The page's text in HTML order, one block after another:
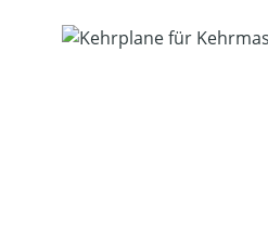
Bildergalerie überspringen